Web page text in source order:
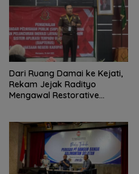
Dari Ruang Damai ke Kejati,
Rekam Jejak Radityo
Mengawal Restorative